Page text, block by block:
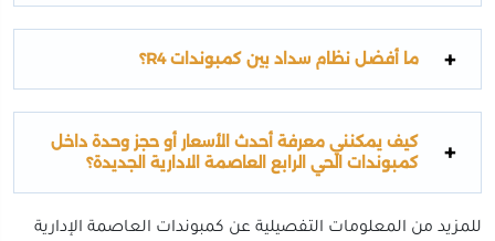
ما أفضل نظام سداد بين كمبوندات R4؟
كيف يمكنني معرفة أحدث الأسعار أو حجز وحدة داخل
كمبوندات الحي الرابع العاصمة الادارية الجديدة؟
للمزيد من المعلومات التفصيلية عن كمبوندات العاصمة الإدارية